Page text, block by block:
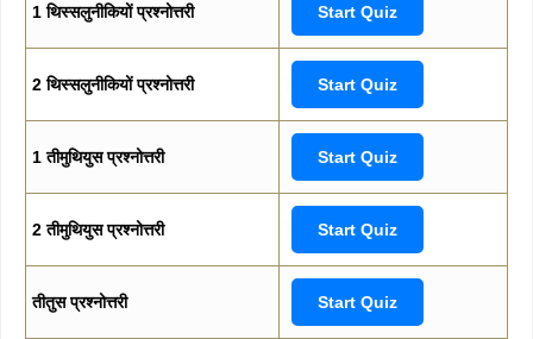
1 थिस्सलुनीकियों प्रश्नोत्तरी Start Quiz
2 थिस्सलुनीकियों प्रश्नोत्तरी Start Quiz
1 तीमुथियुस प्रश्नोत्तरी Start Quiz
2 तीमुथियुस प्रश्नोत्तरी Start Quiz
तीतुस प्रश्नोत्तरी Start Quiz